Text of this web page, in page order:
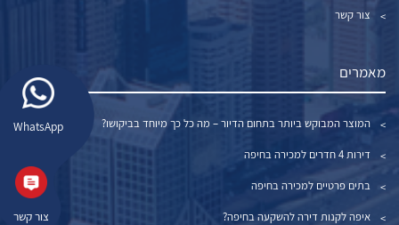
WhatsApp
צור קשר
צור קשר
מאמרים
המוצר המבוקש ביותר בתחום הדיור – מה כל כך מיוחד בביקושו?
דירות 4 חדרים למכירה בחיפה
בתים פרטיים למכירה בחיפה
איפה לקנות דירה להשקעה בחיפה?